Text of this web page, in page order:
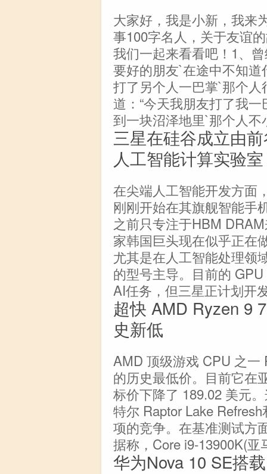
大家好，我是小新，我来
事100字名人，关于友谊
我们一起来看看吧！1、
要好的朋友`在途中不知
打了另个人一巴掌`那个
道：“今天我朋友打了我
到一块沼泽地里`那个人
三星在硅谷成立由
人工智能计算实验室
在尖端人工智能开发方面
刚刚开始在其旗舰智能手
之前只专注于HBM
家韩国巨头现在似乎正在
尤其是在人工智能处理领
的型号主导。目前的
AI任务，但三星正计划开
超快 AMD Ryzen 9
史新低
AMD 顶级游戏 CPU 之一
的历史最低价。目前它在
标价下降了 189.02 美元
特尔 Raptor Lake
项的竞争。在基准测试方
据称，Core i9-13900K(亚
华为Nova 10 SE搭